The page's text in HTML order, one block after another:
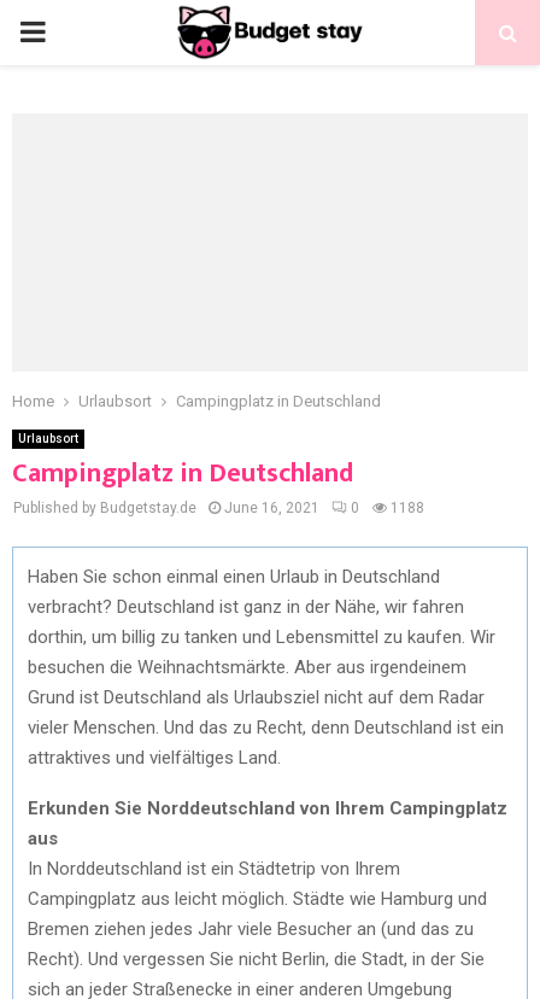
Home Urlaubsort Campingplatz in Deutschland
Urlaubsort
Campingplatz in Deutschland
Published by Budgetstay.de June 16, 2021 0 1188
Haben Sie schon einmal einen Urlaub in Deutschland
verbracht? Deutschland ist ganz in der Nähe, wir fahren
dorthin, um billig zu tanken und Lebensmittel zu kaufen. Wir
besuchen die Weihnachtsmärkte. Aber aus irgendeinem
Grund ist Deutschland als Urlaubsziel nicht auf dem Radar
vieler Menschen. Und das zu Recht, denn Deutschland ist ein
attraktives und vielfältiges Land.
Erkunden Sie Norddeutschland von Ihrem Campingplatz
aus
In Norddeutschland ist ein Städtetrip von Ihrem
Campingplatz aus leicht möglich. Städte wie Hamburg und
Bremen ziehen jedes Jahr viele Besucher an (und das zu
Recht). Und vergessen Sie nicht Berlin, die Stadt, in der Sie
sich an jeder Straßenecke in einer anderen Umgebung